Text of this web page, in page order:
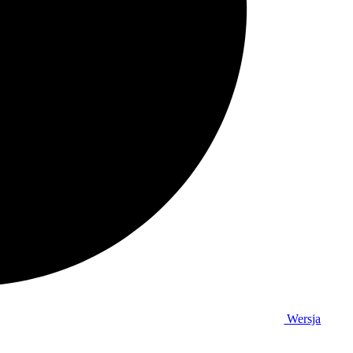
Wersja